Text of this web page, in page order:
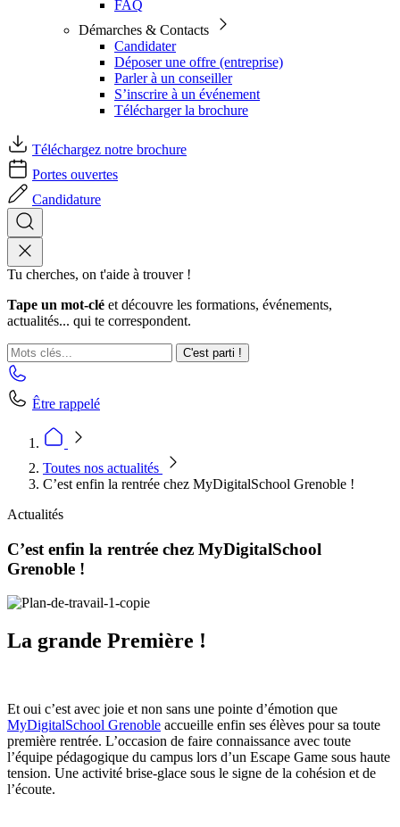
FAQ
Démarches & Contacts
Candidater
Déposer une offre (entreprise)
Parler à un conseiller
S’inscrire à un événement
Télécharger la brochure
Téléchargez notre brochure
Portes ouvertes
Candidature
Tu cherches, on t'aide à trouver !
Tape un mot-clé et découvre les formations, événements,
actualités... qui te correspondent.
C'est parti !
Être rappelé
Toutes nos actualités
C’est enfin la rentrée chez MyDigitalSchool Grenoble !
Actualités
C’est enfin la rentrée chez MyDigitalSchool
Grenoble !
La grande Première !
Et oui c’est avec joie et non sans une pointe d’émotion que
MyDigitalSchool Grenoble accueille enfin ses élèves pour sa toute
première rentrée. L’occasion de faire connaissance avec toute
l’équipe pédagogique du campus lors d’un Escape Game sous haute
tension. Une activité brise-glace sous le signe de la cohésion et de
l’écoute.